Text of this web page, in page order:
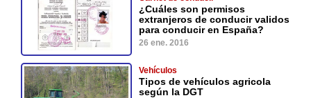
¿Cuáles son permisos
extranjeros de conducir validos
para conducir en España?
26 ene. 2016
Vehículos
Tipos de vehículos agricola
según la DGT